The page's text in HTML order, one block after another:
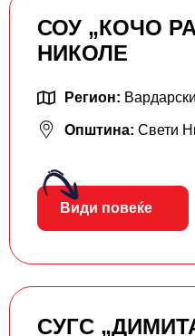
СОУ „КОЧО
НИКОЛЕ
Регион: Вардарски
Општина: Свети
Види повеќе
СУГС